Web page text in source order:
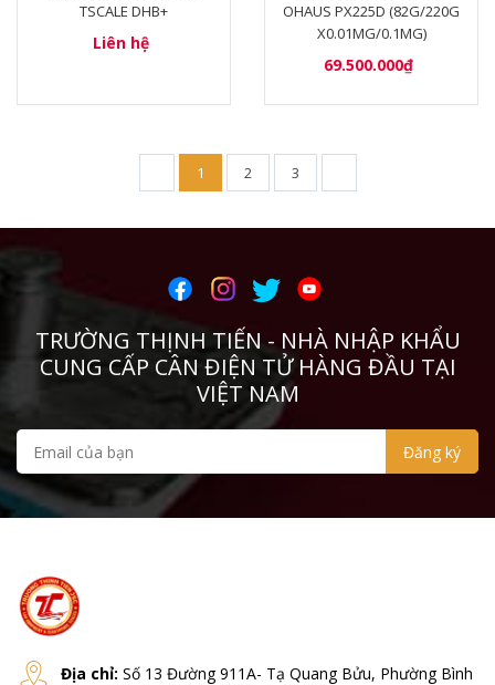
TSCALE DHB+
Liên hệ
OHAUS PX225D (82G/220G
X0.01MG/0.1MG)
69.500.000₫
1 2 3
TRƯỜNG THỊNH TIẾN - NHÀ NHẬP KHẨU
CUNG CẤP CÂN ĐIỆN TỬ HÀNG ĐẦU TẠI
VIỆT NAM
Địa chỉ: Số 13 Đường 911A- Tạ Quang Bửu, Phường Bình